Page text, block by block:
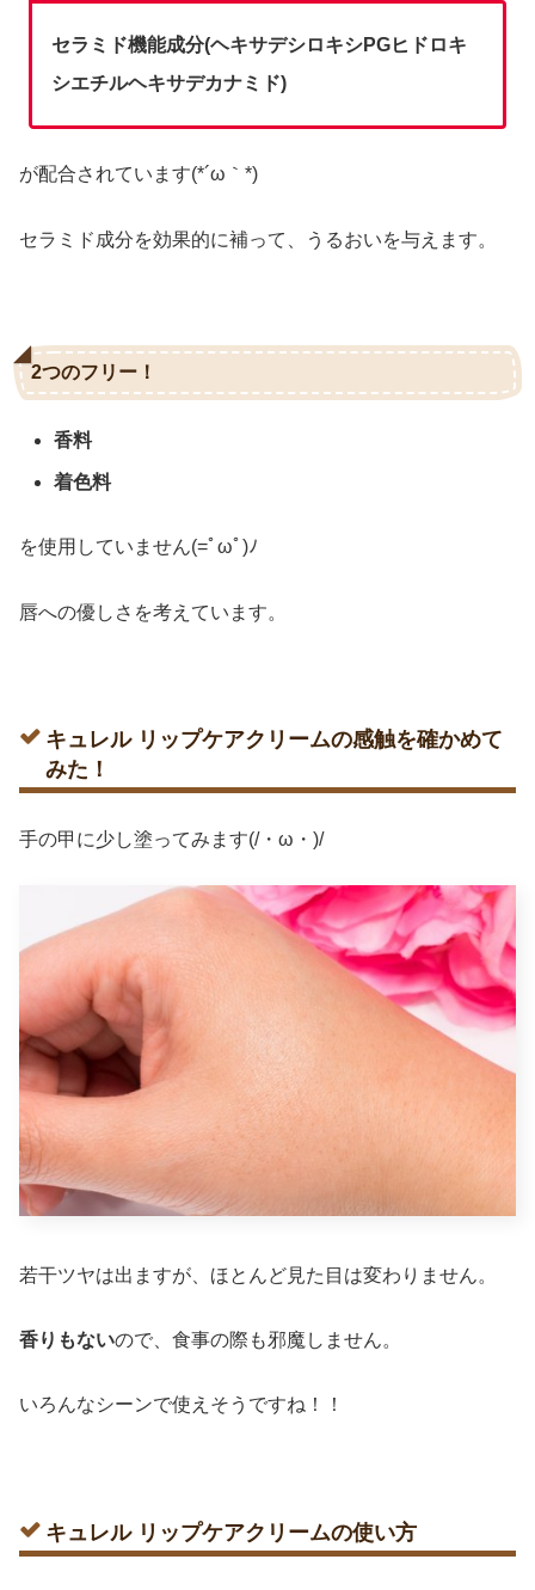
セラミド機能成分(ヘキサデシロキシPGヒドロキ
シエチルヘキサデカナミド)
が配合されています(*´ω｀*)
セラミド成分を効果的に補って、うるおいを与えます。
2つのフリー！
香料
着色料
を使用していません(=ﾟωﾟ)ﾉ
唇への優しさを考えています。
キュレル リップケアクリームの感触を確かめて
みた！
手の甲に少し塗ってみます(/・ω・)/
若干ツヤは出ますが、ほとんど見た目は変わりません。
香りもないので、食事の際も邪魔しません。
いろんなシーンで使えそうですね！！
キュレル リップケアクリームの使い方